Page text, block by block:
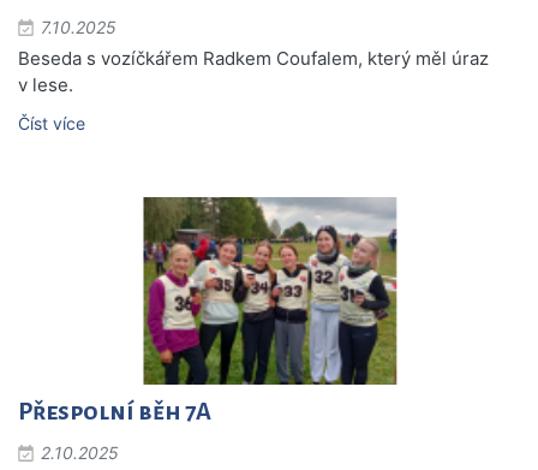
7.10.2025
Beseda s vozíčkářem Radkem Coufalem, který měl úraz
v lese.
Číst více
Přespolní běh 7A
2.10.2025